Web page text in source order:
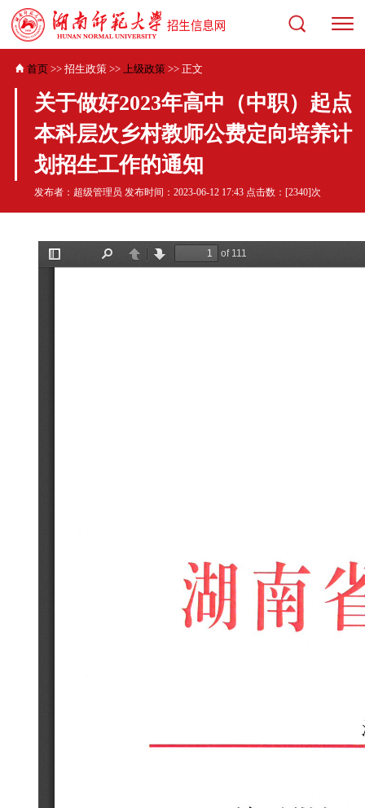
首页 >> 招生政策 >>上级政策 >> 正文
关于做好2023年高中（中职）起点
本科层次乡村教师公费定向培养计
划招生工作的通知
发布者：超级管理员 发布时间：2023-06-12 17:43 点击数：[2340]次